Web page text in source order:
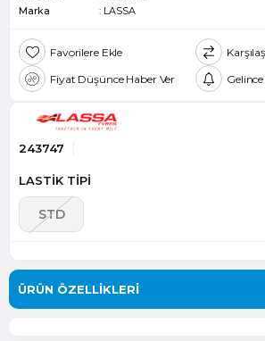
Marka
: LASSA
Favorilere Ekle
Fiyat Düşünce Haber Ver
243747
LASTİK TİPİ
STD
ÜRÜN ÖZELLIKLERI